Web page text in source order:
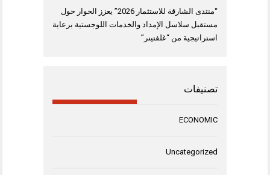
“منتدى الشارقة للاستثمار 2026” يعزز الحوار حول
مستقبل سلاسل الإمداد والخدمات اللوجستية برعاية
استراتيجية من “غلفتينر”
تصنيفات
ECONOMIC
Uncategorized